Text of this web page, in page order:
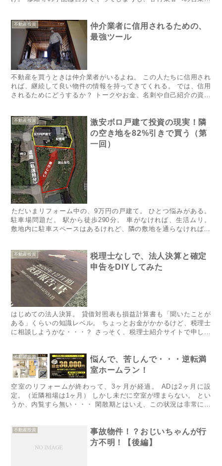
不動産投資
仲介業者に信用されるための、
最強ツール
不動産を買うときは仲介業者がいるよね。 この人たちに信用され
れば、継続して良い物件の情報を持ってきてくれる。 では、信用
されるためにどうするか？ トークやお金、名刺や自己紹介の資料
不動産投資
激安ボロ戸建て投資の現実！隣
の空き地を82%引きで買う（第
一回）
​​​​​​​​​​​​ただいまリフォーム中の、9万円の戸建て。 ひとつ悩みがある。
駐車場問題だ。 駅から徒歩290分。 車がなければ、生活ムリ。
敷地内に駐車スペースはあるけれど、隣の敷地を通らなければ停
不動産投資
税理士なしで、法人決算と確定
申告をDIYしてみた
はじめての法人決算。 貸借対照表も損益計算書も「聞いたことが
ある」くらいの知識レベル。 ちょっとお金がかかるけど、税理士
に相談しようかな・・・？ さっそく、​税理士紹介サイト​で申し込
不動産投資
悩んで、苦しんで・・・逆転満
室ホームラン！
空室のリフォームが終わって、3ヶ月が経過。 ADは2ヶ月に設
定。（近隣相場は1ヶ月） しかし未だに空室が埋まらない。 とい
うか、内覧すら無い・・・ 閑散期とはいえ、この状況は非常にま
不動産投資
事故物件！？おじいちゃんが行
方不明！【後編】